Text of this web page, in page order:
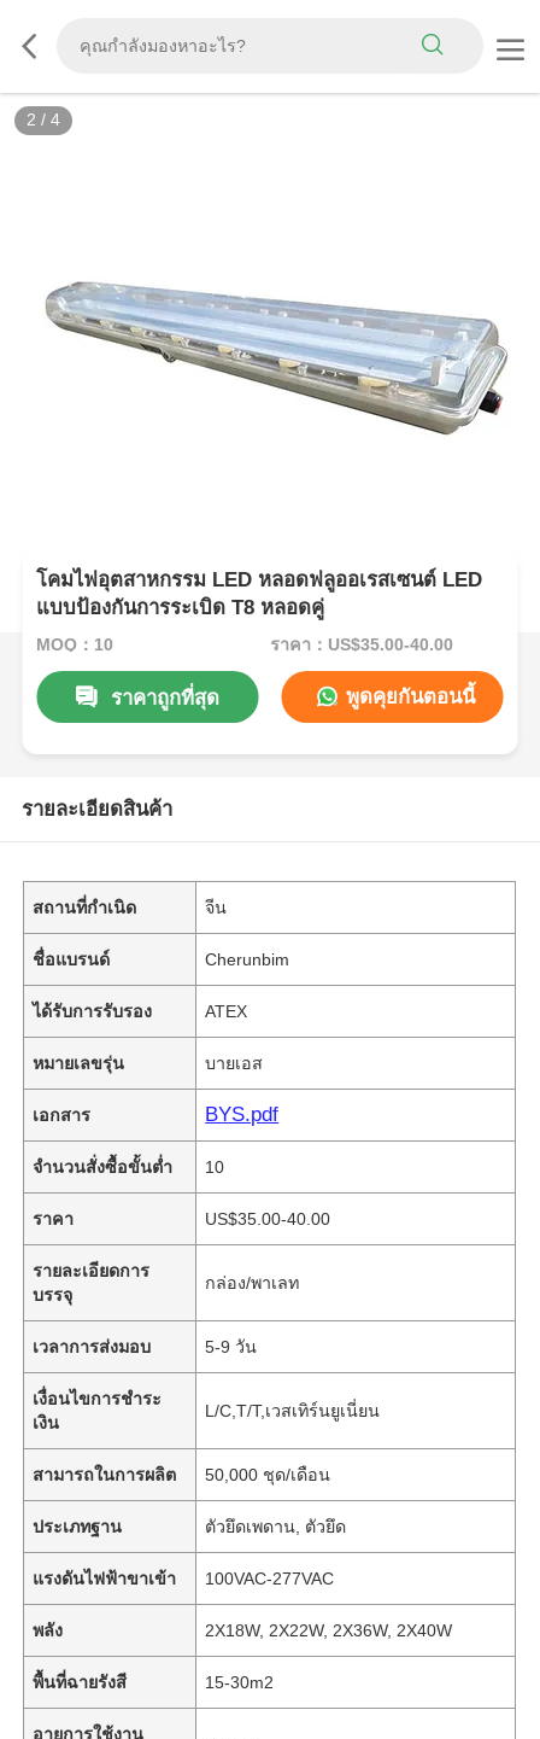
2 / 4
โคมไฟอุตสาหกรรม LED หลอดฟลูออเรสเซนต์ LED
แบบป้องกันการระเบิด T8 หลอดคู่
MOQ：10 ราคา：US$35.00-40.00
ราคาถูกที่สุด พูดคุยกันตอนนี้
รายละเอียดสินค้า
สถานที่กำเนิด จีน
ชื่อแบรนด์ Cherunbim
ได้รับการรับรอง ATEX
หมายเลขรุ่น บายเอส
เอกสาร BYS.pdf
จำนวนสั่งซื้อขั้นต่ำ 10
ราคา US$35.00-40.00
รายละเอียดการ
บรรจุ
กล่อง/พาเลท
เวลาการส่งมอบ 5-9 วัน
เงื่อนไขการชำระ
เงิน
L/C,T/T,เวสเทิร์นยูเนี่ยน
สามารถในการผลิต 50,000 ชุด/เดือน
ประเภทฐาน ตัวยึดเพดาน, ตัวยึด
แรงดันไฟฟ้าขาเข้า 100VAC-277VAC
พลัง 2X18W, 2X22W, 2X36W, 2X40W
พื้นที่ฉายรังสี 15-30m2
อายุการใช้งาน